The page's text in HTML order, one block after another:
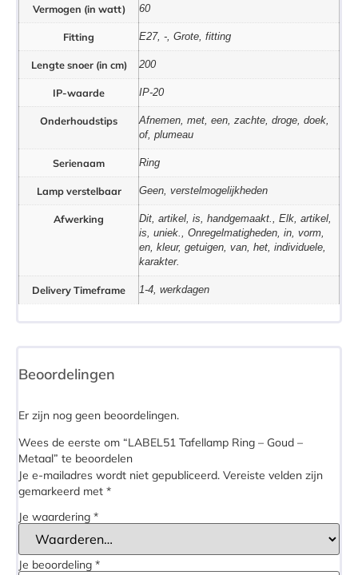
Vermogen (in watt) 60
Fitting E27, -, Grote, fitting
Lengte snoer (in cm) 200
IP-waarde IP-20
Onderhoudstips
Afnemen, met, een, zachte, droge, doek,
of, plumeau
Serienaam Ring
Lamp verstelbaar Geen, verstelmogelijkheden
Afwerking
Dit, artikel, is, handgemaakt., Elk, artikel,
is, uniek., Onregelmatigheden, in, vorm,
en, kleur, getuigen, van, het, individuele,
karakter.
Delivery Timeframe 1-4, werkdagen
Beoordelingen
Er zijn nog geen beoordelingen.
Wees de eerste om “LABEL51 Tafellamp Ring – Goud –
Metaal” te beoordelen
Je e-mailadres wordt niet gepubliceerd. Vereiste velden zijn
gemarkeerd met *
Je waardering *
Je beoordeling *